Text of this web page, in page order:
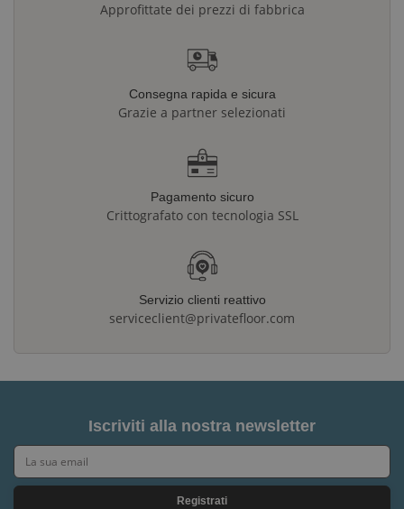
Approfittate dei prezzi di fabbrica
Consegna rapida e sicura
Grazie a partner selezionati
Pagamento sicuro
Crittografato con tecnologia SSL
Servizio clienti reattivo
serviceclient@privatefloor.com
Iscriviti alla nostra newsletter
Registrati